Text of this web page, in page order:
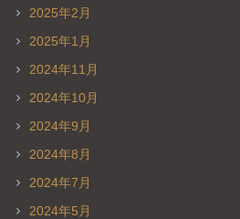
2025年2月
2025年1月
2024年11月
2024年10月
2024年9月
2024年8月
2024年7月
2024年5月